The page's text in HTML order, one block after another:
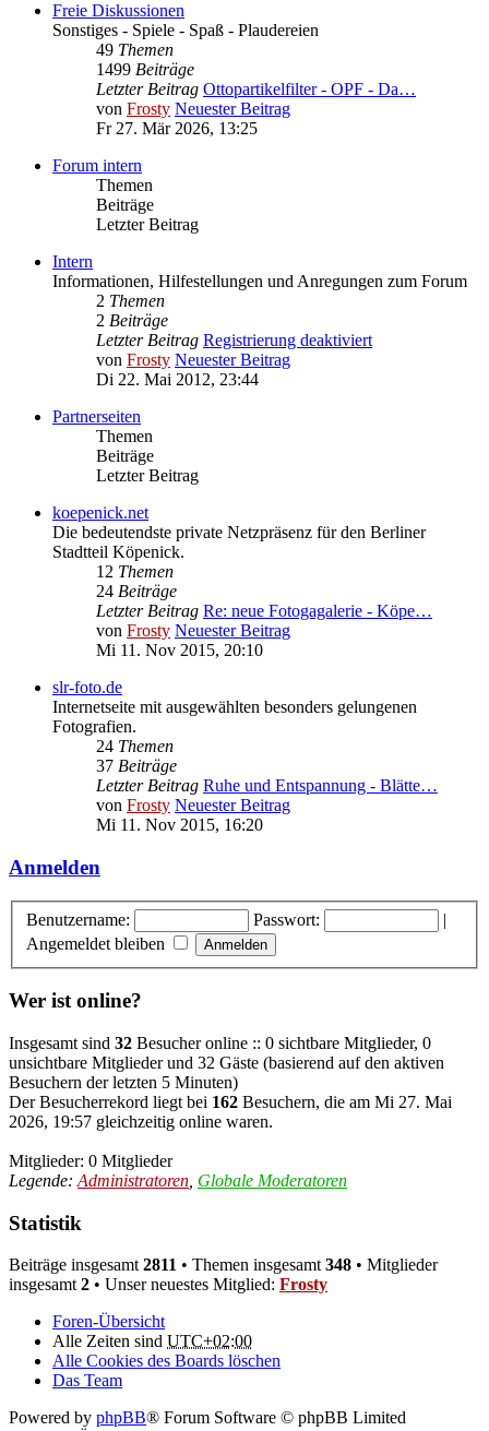
Freie Diskussionen
Sonstiges - Spiele - Spaß - Plaudereien
49 Themen
1499 Beiträge
Letzter Beitrag Ottopartikelfilter - OPF - Da…
von Frosty Neuester Beitrag
Fr 27. Mär 2026, 13:25
Forum intern
Themen
Beiträge
Letzter Beitrag
Intern
Informationen, Hilfestellungen und Anregungen zum Forum
2 Themen
2 Beiträge
Letzter Beitrag Registrierung deaktiviert
von Frosty Neuester Beitrag
Di 22. Mai 2012, 23:44
Partnerseiten
Themen
Beiträge
Letzter Beitrag
koepenick.net
Die bedeutendste private Netzpräsenz für den Berliner
Stadtteil Köpenick.
12 Themen
24 Beiträge
Letzter Beitrag Re: neue Fotogagalerie - Köpe…
von Frosty Neuester Beitrag
Mi 11. Nov 2015, 20:10
slr-foto.de
Internetseite mit ausgewählten besonders gelungenen
Fotografien.
24 Themen
37 Beiträge
Letzter Beitrag Ruhe und Entspannung - Blätte…
von Frosty Neuester Beitrag
Mi 11. Nov 2015, 16:20
Anmelden
Benutzername: Passwort:
|
Angemeldet bleiben
Wer ist online?
Insgesamt sind 32 Besucher online :: 0 sichtbare Mitglieder, 0
unsichtbare Mitglieder und 32 Gäste (basierend auf den aktiven
Besuchern der letzten 5 Minuten)
Der Besucherrekord liegt bei 162 Besuchern, die am Mi 27. Mai
2026, 19:57 gleichzeitig online waren.
Mitglieder: 0 Mitglieder
Legende: Administratoren Globale Moderatoren
Statistik
Beiträge insgesamt 2811 • Themen insgesamt 348 • Mitglieder
insgesamt 2 • Unser neuestes Mitglied: Frosty
Foren-Übersicht
Alle Zeiten sind UTC+02:00
Alle Cookies des Boards löschen
Das Team
Powered by phpBB® Forum Software © phpBB Limited